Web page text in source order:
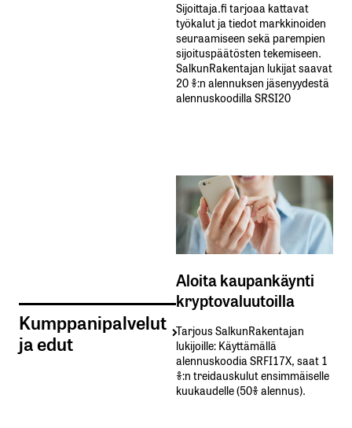
Kumppanipalvelut
ja edut
Sijoittaja.fi tarjoaa kattavat
työkalut ja tiedot markkinoiden
seuraamiseen sekä parempien
sijoituspäätösten tekemiseen.
SalkunRakentajan lukijat saavat
20 %:n alennuksen jäsenyydestä
alennuskoodilla SRSI20
Aloita kaupankäynti
kryptovaluutoilla
Tarjous SalkunRakentajan
lukijoille: Käyttämällä​ ​
alennuskoodia​ ​SRFI17X,​ ​saat​ ​1
%:n treidauskulut​ ​ensimmäiselle​ ​
kuukaudelle​ ​(50%​ ​alennus).